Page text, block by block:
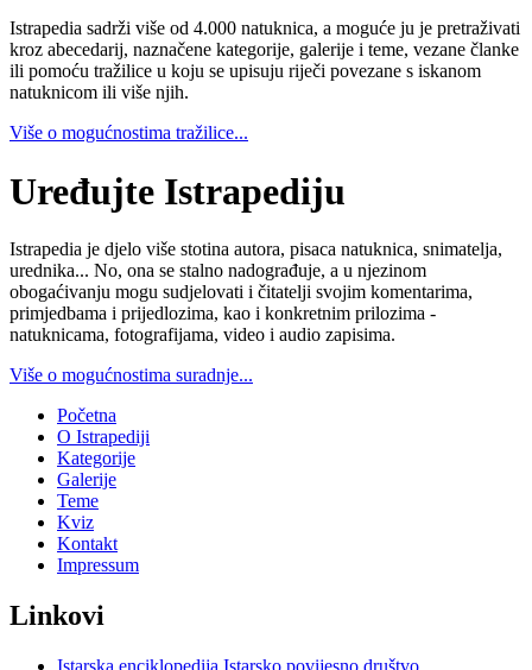
Istrapedia sadrži više od 4.000 natuknica, a moguće ju je pretraživati
kroz abecedarij, naznačene kategorije, galerije i teme, vezane članke
ili pomoću tražilice u koju se upisuju riječi povezane s iskanom
natuknicom ili više njih.
Više o mogućnostima tražilice...
Uređujte Istrapediju
Istrapedia je djelo više stotina autora, pisaca natuknica, snimatelja,
urednika... No, ona se stalno nadograđuje, a u njezinom
obogaćivanju mogu sudjelovati i čitatelji svojim komentarima,
primjedbama i prijedlozima, kao i konkretnim prilozima -
natuknicama, fotografijama, video i audio zapisima.
Više o mogućnostima suradnje...
Početna
O Istrapediji
Kategorije
Galerije
Teme
Kviz
Kontakt
Impressum
Linkovi